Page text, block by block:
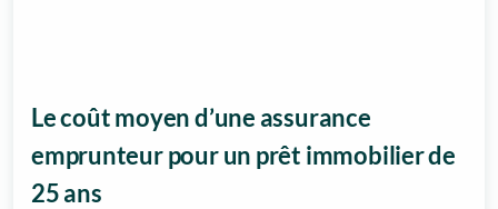
Le coût moyen d’une assurance
emprunteur pour un prêt immobilier de
25 ans